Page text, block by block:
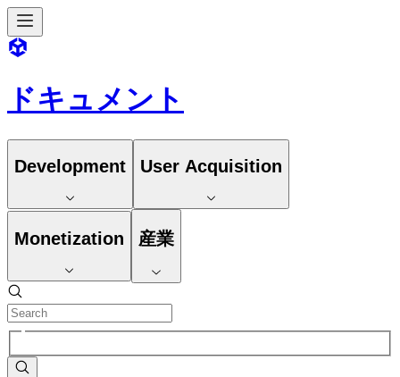
ドキュメント
Development User Acquisition
Monetization 産業